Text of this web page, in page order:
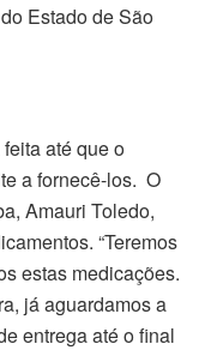
Estado de São
até que o
a fornecê-los. O
Amauri Toledo,
“Teremos
estas medicações.
já aguardamos a
entrega até o final